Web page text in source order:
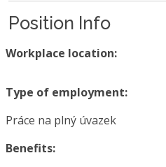
Position Info
Workplace location:
Type of employment:
Práce na plný úvazek
Benefits: